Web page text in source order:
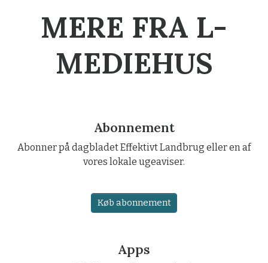
MERE FRA L-
MEDIEHUS
Abonnement
Abonner på dagbladet Effektivt Landbrug eller en af
vores lokale ugeaviser.
Køb abonnement
Apps